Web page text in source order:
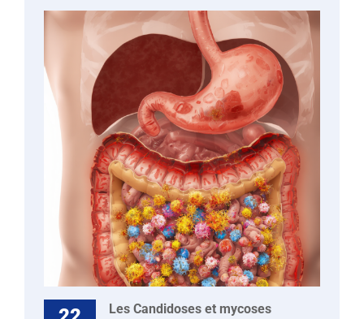
Les Candidoses et mycoses